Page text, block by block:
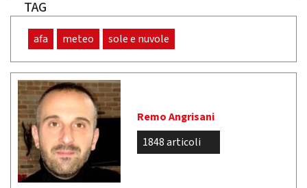
TAG
afa meteo sole e nuvole
Remo Angrisani
1848 articoli